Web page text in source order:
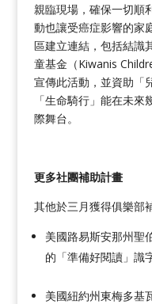
親臨現場，確保一切順
動也讓受癌症影響的家
區建立連結，包括結識
童基金（Kiwanis
宣傳此活動，並資助「
「生命騎行」能在未
際舞台。
更多社團補助計畫
其他於三月獲得俱樂部
美國路易斯安那州聖
的「準備好閱讀」識
美國紐約州東梅多基